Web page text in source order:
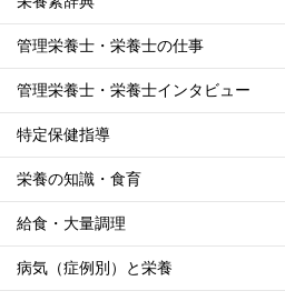
管理栄養士・栄養士の仕事
管理栄養士・栄養士インタビュー
特定保健指導
栄養の知識・食育
給食・大量調理
病気（症例別）と栄養